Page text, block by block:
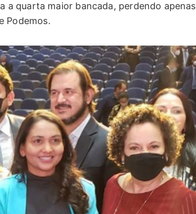
a quarta maior bancada, perdendo apenas
Podemos.